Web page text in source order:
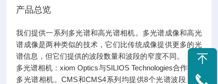
产品总览
我们提供一系列多光谱和高光谱相机。多光谱成像和高光
谱成像是两种类似的技术，它们比传统成像提供更多的光
谱信息，但它们提供的波段数量和波段的窄度不同。
多光谱相机：xiom Optics与SILIOS Technologies合作提供
多光谱相机。CMS和CMS4系列均提供8个光谱波段（+1